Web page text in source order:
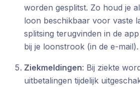
worden gesplitst. Zo houd je
loon beschikbaar voor vaste
splitsing terugvinden in de
bij je loonstrook (in de e-mail).
Ziekmeldingen: Bij ziekte
uitbetalingen tijdelijk